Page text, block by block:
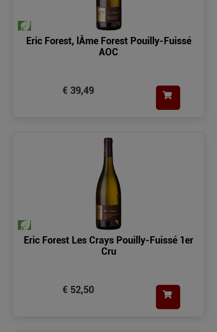
Eric Forest, lÂme Forest Pouilly-Fuissé
AOC
€ 39,49
Eric Forest Les Crays Pouilly-Fuissé 1er
Cru
€ 52,50